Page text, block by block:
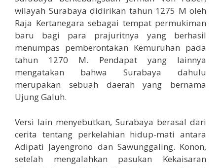
wilayah Surabaya didirikan tahun 1275 M oleh
Raja Kertanegara sebagai tempat permukiman
baru bagi para prajuritnya yang berhasil
menumpas pemberontakan Kemuruhan pada
tahun 1270 M. Pendapat yang lainnya
mengatakan bahwa Surabaya dahulu
merupakan sebuah daerah yang bernama
Ujung Galuh.
Versi lain menyebutkan, Surabaya berasal dari
cerita tentang perkelahian hidup-mati antara
Adipati Jayengrono dan Sawunggaling. Konon,
setelah mengalahkan pasukan Kekaisaran